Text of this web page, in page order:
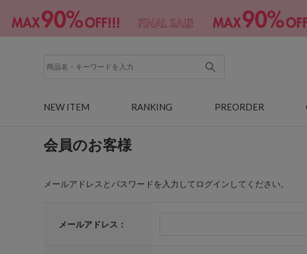
NEW ITEM RANKING PREORDER
会員のお客様
メールアドレスとパスワードを入力してログインしてください。
メールアドレス：